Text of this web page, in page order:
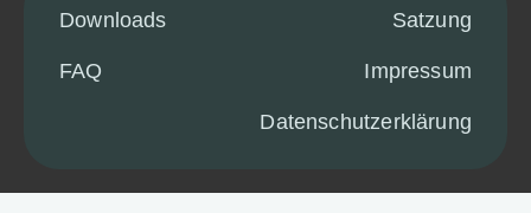
Down­loads
FAQ
Satzung
Impressum
Daten­schutz­er­klä­rung